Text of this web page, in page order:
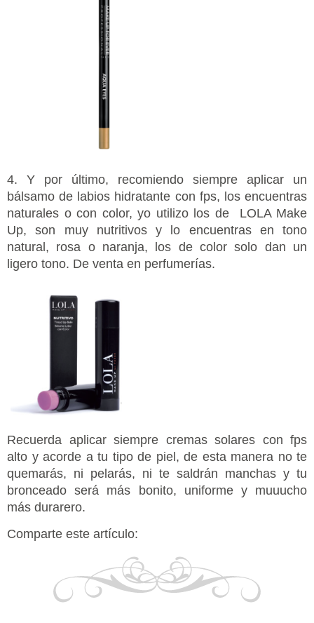
4. Y por último, recomiendo siempre aplicar un
bálsamo de labios hidratante con fps, los encuentras
naturales o con color, yo utilizo los de LOLA Make
Up, son muy nutritivos y lo encuentras en tono
natural, rosa o naranja, los de color solo dan un
ligero tono. De venta en perfumerías.
Recuerda aplicar siempre cremas solares con fps
alto y acorde a tu tipo de piel, de esta manera no te
quemarás, ni pelarás, ni te saldrán manchas y tu
bronceado será más bonito, uniforme y muuucho
más durarero.
Comparte este artículo: